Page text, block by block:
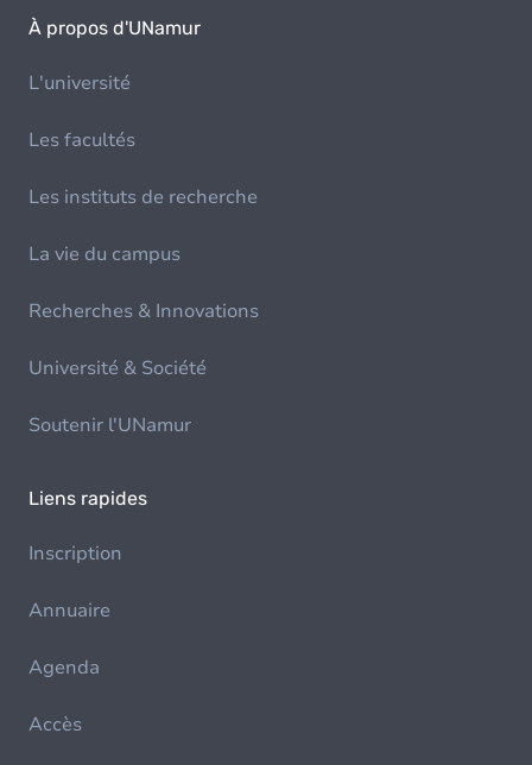
À propos d'UNamur
L'université
Les facultés
Les instituts de recherche
La vie du campus
Recherches & Innovations
Université & Société
Soutenir l'UNamur
Liens rapides
Inscription
Annuaire
Agenda
Accès